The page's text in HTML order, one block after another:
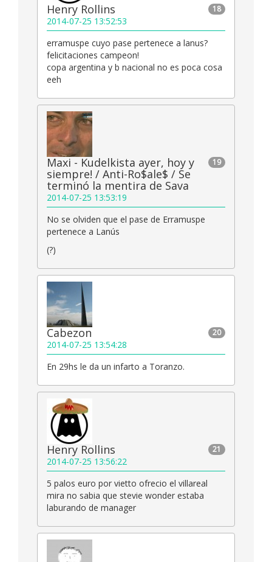
18
Henry Rollins
2014-07-25 13:52:53
erramuspe cuyo pase pertenece a lanus?
felicitaciones campeon!
copa argentina y b nacional no es poca cosa
eeh
19
Maxi - Kudelkista ayer, hoy y
siempre! / Anti-Ro$ale$ / Se
terminó la mentira de Sava
2014-07-25 13:53:19
No se olviden que el pase de Erramuspe
pertenece a Lanús
(?)
20
Cabezon
2014-07-25 13:54:28
En 29hs le da un infarto a Toranzo.
21
Henry Rollins
2014-07-25 13:56:22
5 palos euro por vietto ofrecio el villareal
mira no sabia que stevie wonder estaba
laburando de manager